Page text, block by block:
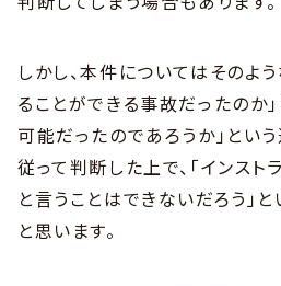
しかし、本件についてはそのよう
ることができる事故だったのか
可能だったのであろうか」とい
従って判断した上で、「インス
と言うことはできないだろう」
と思います。